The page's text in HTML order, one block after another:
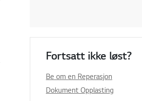
Fortsatt ikke løst?
Be om en Reperasjon
Dokument Opplasting